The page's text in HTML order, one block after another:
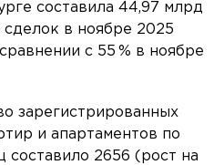
составила 44,97 млрд
в ноябре 2025
с 55 % в ноябре
зарегистрированных
и апартаментов по
2656 (рост на